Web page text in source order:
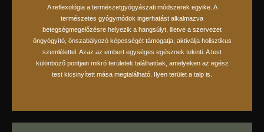
A reflexológia a természetgyógyászati módszerek egyike. A
természetes gyógymódok ingerhatást alkalmazva
betegségmegelőzésre helyezik a hangsúlyt, illetve a szervezet
öngyógyító, önszabályozó képességét támogatja, aktiválja holisztikus
szemlélettel. Azaz az embert egységes egésznek tekinti. A test
különböző pontjain mikró területek találhatóak, amelyeken az egész
test kicsinyített mása megtalálható. Ilyen terület a talp is.
foglaljon időpontot